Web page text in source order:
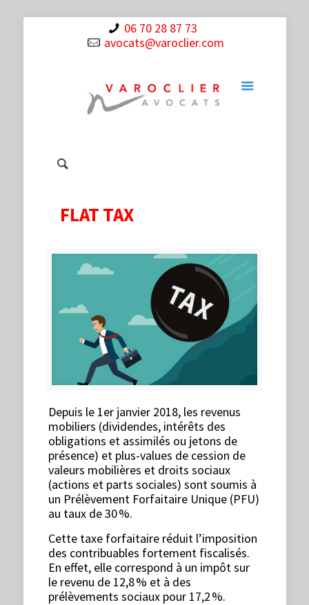
06 70 28 87 73
avocats@varoclier.com
FLAT TAX
Depuis le 1er janvier 2018, les revenus
mobiliers (dividendes, intérêts des
obligations et assimilés ou jetons de
présence) et plus-values de cession de
valeurs mobilières et droits sociaux
(actions et parts sociales) sont soumis à
un Prélèvement Forfaitaire Unique (PFU)
au taux de 30 %.
Cette taxe forfaitaire réduit l’imposition
des contribuables fortement fiscalisés.
En effet, elle correspond à un impôt sur
le revenu de 12,8 % et à des
prélèvements sociaux pour 17,2 %.